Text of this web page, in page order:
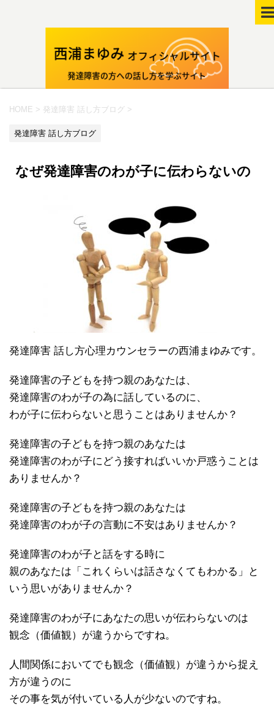
HOME > 発達障害 話し方ブログ >
発達障害 話し方ブログ
なぜ発達障害のわが子に伝わらないの
発達障害 話し方心理カウンセラーの西浦まゆみです。
発達障害の子どもを持つ親のあなたは、
発達障害のわが子の為に話しているのに、
わが子に伝わらないと思うことはありませんか？
発達障害の子どもを持つ親のあなたは
発達障害のわが子にどう接すればいいか戸惑うことは
ありませんか？
発達障害の子どもを持つ親のあなたは
発達障害のわが子の言動に不安はありませんか？
発達障害のわが子と話をする時に
親のあなたは「これくらいは話さなくてもわかる」と
いう思いがありませんか？
発達障害のわが子にあなたの思いが伝わらないのは
観念（価値観）が違うからですね。
人間関係においてでも観念（価値観）が違うから捉え
方が違うのに
その事を気が付いている人が少ないのですね。